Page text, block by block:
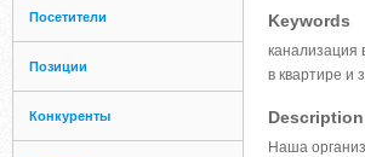
Посетители
Позиции
Конкуренты
Keywords
канализация
в квартире и
Description
Наша